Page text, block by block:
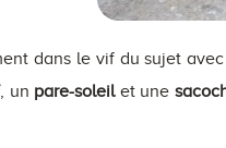
dans le vif du sujet
, un pare-soleilet une